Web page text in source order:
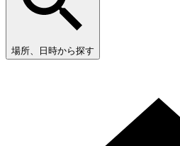
場所、日時から探す